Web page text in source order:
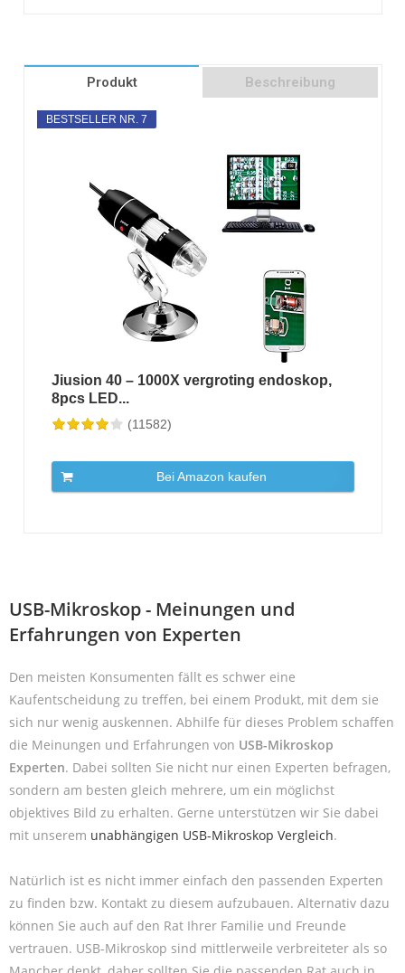
Produkt Beschreibung
BESTSELLER NR. 7
Jiusion 40 – 1000X vergroting endoskop,
8pcs LED...
(11582)
Bei Amazon kaufen
USB-Mikroskop - Meinungen und
Erfahrungen von Experten
Den meisten Konsumenten fällt es schwer eine
Kaufentscheidung zu treffen, bei einem Produkt, mit dem sie
sich nur wenig auskennen. Abhilfe für dieses Problem schaffen
die Meinungen und Erfahrungen von USB-Mikroskop
Experten. Dabei sollten Sie nicht nur einen Experten befragen,
sondern am besten gleich mehrere, um ein möglichst
objektives Bild zu erhalten. Gerne unterstützen wir Sie dabei
mit unserem unabhängigen USB-Mikroskop Vergleich.
Natürlich ist es nicht immer einfach den passenden Experten
zu finden bzw. Kontakt zu diesem aufzubauen. Alternativ dazu
können Sie auch auf den Rat Ihrer Familie und Freunde
vertrauen. USB-Mikroskop sind mittlerweile verbreiteter als so